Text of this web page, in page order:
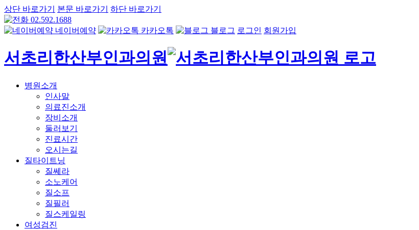
상단 바로가기 본문 바로가기
하단 바로가기
02.592.1688
네이버예약
카카오톡 블로그 로그인 회원가입
서초리한산부인과의원
병원소개
인사말
의료진소개
장비소개
둘러보기
진료시간
오시는길
질타이트닝
질쎄라
소노케어
질소프
질필러
질스케일링
여성검진